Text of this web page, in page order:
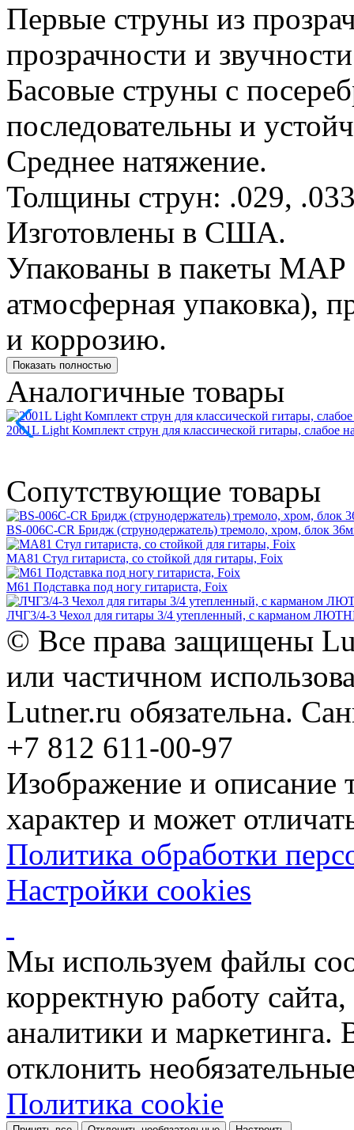
Первые струны из
прозрачности и
Басовые струны с
последовательны и
Среднее натяжение.
Толщины струн: .029,
Изготовлены в США.
Упакованы в пакеты
атмосферная упаковка),
и коррозию.
Показать полностью
Аналогичные товары
2001L Light Комплект струн для классической гитары, слабое
Сопутствующие товары
BS-006C-CR Бридж (струнодержатель) тремоло, хром, блок
MA81 Стул гитариста, со стойкой для гитары, Foix
M61 Подставка под ногу гитариста, Foix
ЛЧГ3/4-3 Чехол для гитары 3/4 утепленный, с карманом
© Все права защищены
или частичном
Lutner.ru обязательна.
+7 812 611-00-97
Изображение и описание
характер и может
Политика обработки
Настройки cookies
Мы используем файлы
корректную работу
аналитики и
отклонить
Политика cookie